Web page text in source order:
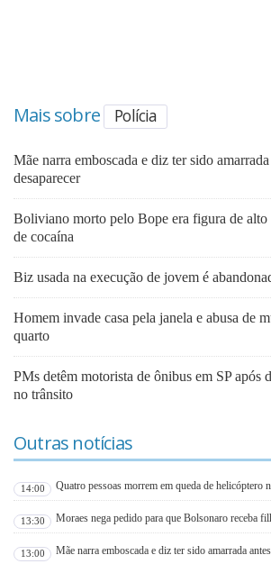
Mais sobre Polícia
Mãe narra emboscada e diz ter sido
desaparecer
Boliviano morto pelo Bope era figura de alto
de cocaína
Biz usada na execução de jovem é
Homem invade casa pela janela e abusa de
quarto
PMs detêm motorista de ônibus em SP após
no trânsito
Outras notícias
14:00 Quatro pessoas morrem em queda de helicóptero
13:30 Moraes nega pedido para que Bolsonaro receba
13:00 Mãe narra emboscada e diz ter sido amarrada